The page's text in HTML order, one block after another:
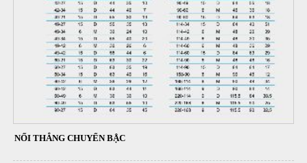
NỐI THẲNG CHUYỂN BẬC